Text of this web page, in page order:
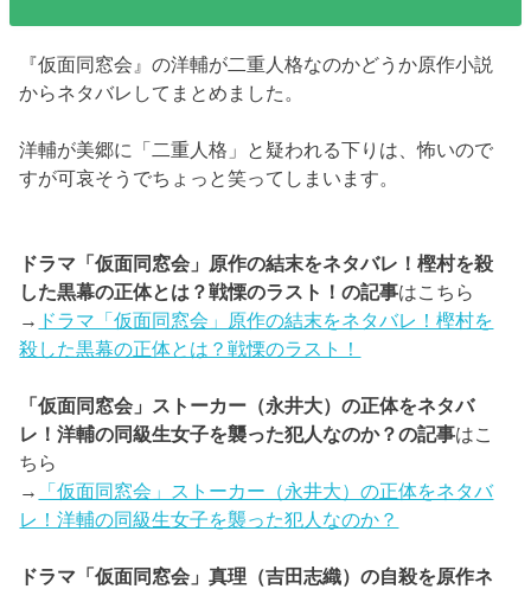
『仮面同窓会』の洋輔が二重人格なのかどうか原作小説
からネタバレしてまとめました。
洋輔が美郷に「二重人格」と疑われる下りは、怖いので
すが可哀そうでちょっと笑ってしまいます。
ドラマ「仮面同窓会」原作の結末をネタバレ！樫村を殺
した黒幕の正体とは？戦慄のラスト！の記事はこちら
→ ドラマ「仮面同窓会」原作の結末をネタバレ！樫村を
殺した黒幕の正体とは？戦慄のラスト！
「仮面同窓会」ストーカー（永井大）の正体をネタバ
レ！洋輔の同級生女子を襲った犯人なのか？の記事はこ
ちら
→
「仮面同窓会」ストーカー（永井大）の正体をネタバ
レ！洋輔の同級生女子を襲った犯人なのか？
ドラマ「仮面同窓会」真理（吉田志織）の自殺を原作ネ